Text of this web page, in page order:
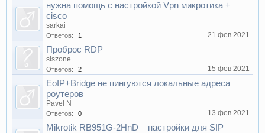
нужна помощь с настройкой Vpn микротика +
cisco
sarkai
Ответов: 1 21 фев 2021
Проброс RDP
siszone
Ответов: 2 15 фев 2021
EoIP+Bridge не пингуются локальные адреса
роутеров
Pavel N
Ответов: 0 13 фев 2021
Mikrotik RB951G-2HnD – настройки для SIP